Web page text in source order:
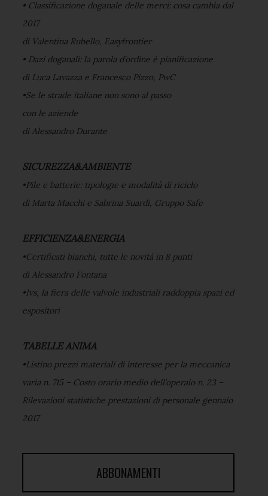
• Classificazione doganale delle merci: cosa cambia dal
2017
di Valentina Rubello, Easyfrontier
• Dazi doganali: la parola d’ordine è pianificazione
di Luca Lavazza e Francesco Pizzo, PwC
•Se le strade italiane non sono al passo
con le aziende
di Alessandro Durante
SICUREZZA&AMBIENTE
•Pile e batterie: tipologie e modalità di riciclo
di Marta Macchi e Sabrina Suardi, Gruppo Safe
EFFICIENZA&ENERGIA
•Certificati bianchi, tutte le novità in 8 punti
di Alessandro Fontana
•Ivs, la fiera delle valvole industriali raddoppia spazi ed
espositori
TABELLE ANIMA
•Listino prezzi materiali di interesse per la meccanica
varia n. 715 – Costo orario medio dell’operaio n. 23 –
Rilevazioni statistiche prestazioni di personale gennaio
2017
ABBONAMENTI